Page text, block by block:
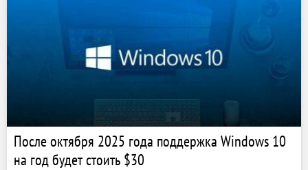
После октября 2025 года поддержка Windows 10
на год будет стоить $30